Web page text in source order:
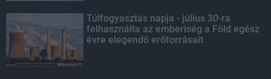
Túlfogyasztás napja - július 30-ra
felhasználta az emberiség a Föld egész
évre elegendő erőforrásait